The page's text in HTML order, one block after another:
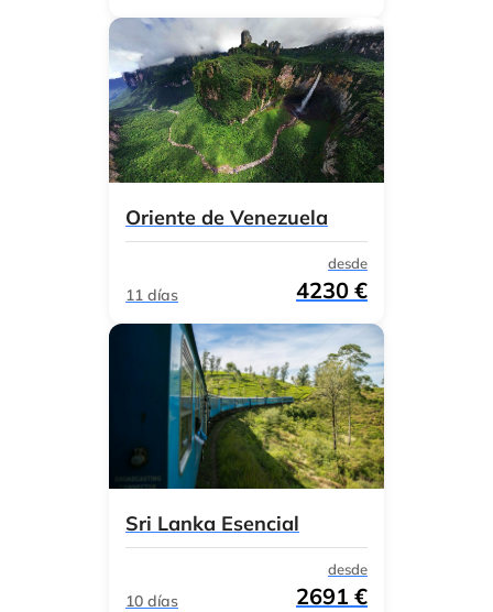
Oriente de Venezuela
11 días
desde
4230 €
Sri Lanka Esencial
10 días
desde
2691 €